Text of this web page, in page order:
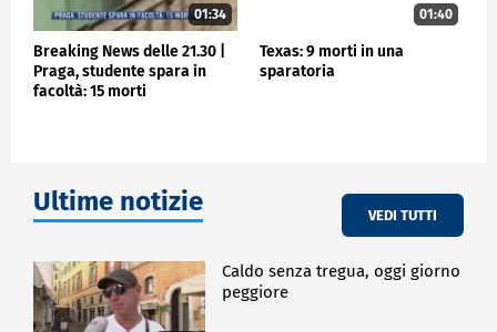
01:34
Breaking News delle 21.30 |
Praga, studente spara in
facoltà: 15 morti
01:40
Texas: 9 morti in una
sparatoria
Ultime notizie VEDI TUTTI
Caldo senza tregua, oggi giorno
peggiore